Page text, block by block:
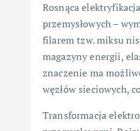
Rosnąca
przemysłowych –
filarem tzw. miksu
magazyny energii,
znaczenie ma
węzłów sieciowych,
Transformacja